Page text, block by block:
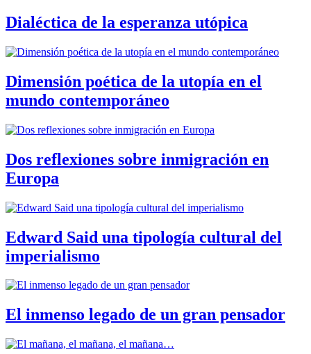
Dialéctica de la esperanza utópica
Dimensión poética de la utopía en el
mundo contemporáneo
Dos reflexiones sobre inmigración en
Europa
Edward Said una tipología cultural del
imperialismo
El inmenso legado de un gran pensador